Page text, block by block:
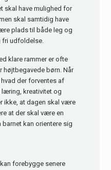
skal have mulighed for
skal samtidig have
plads til både leg og
fri udfoldelse.
klare rammer er ofte
højtbegavede børn. Når
der forventes af
læring, kreativitet og
ikke, at dagen skal være
at der skal være en
kan orientere sig
forebygge senere